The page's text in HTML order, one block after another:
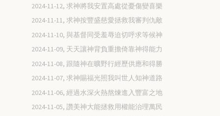
2024-11-12, 求神將我安置高處從憂傷變喜樂
2024-11-11, 求神按豐盛慈愛拯救我審判仇敵
2024-11-10, 與基督同受羞辱迫切呼求等候神
2024-11-09, 天天讓神背負重擔倚靠神得能力
2024-11-08, 跟隨神在曠野行經歷供應和得勝
2024-11-07, 求神賜福光照我叫世人知神道路
2024-11-06, 經過水深火熱熬煉進入豐富之地
2024-11-05, 讚美神大能拯救用權能治理萬民